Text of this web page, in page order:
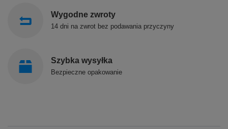
Wygodne zwroty
14 dni na zwrot bez podawania przyczyny
Szybka wysyłka
Bezpieczne opakowanie